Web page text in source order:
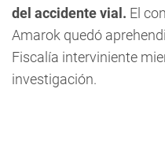
del accidente vial. El
Amarok quedó
Fiscalía interviniente
investigación.